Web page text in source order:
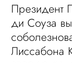
Президент
ди Соуза
Лиссабона